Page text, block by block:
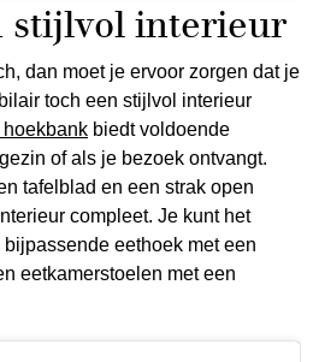
stijlvol interieur
dan moet je ervoor zorgen dat je
toch een stijlvol interieur
biedt voldoende
of als je bezoek ontvangt.
tafelblad en een strak open
compleet. Je kunt het
eethoek met een
eetkamerstoelen met een